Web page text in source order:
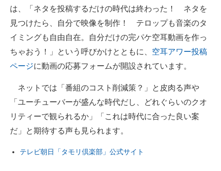
は、「ネタを投稿するだけの時代は終わった！ ネタを
見つけたら、自分で映像を制作！ テロップも音楽のタ
イミングも自由自在。自分だけの完パケ空耳動画を作っ
ちゃおう！」という呼びかけとともに、 空耳アワー投稿
ページに動画の応募フォームが開設されています。
ネットでは「番組のコスト削減策？」と皮肉る声や
「ユーチューバーが盛んな時代だし、どれぐらいのクオ
リティーで観られるか」「これは時代に合った良い案
だ」と期待する声も見られます。
テレビ朝日「タモリ倶楽部」公式サイト